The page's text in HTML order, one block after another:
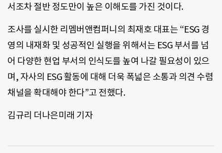
서조차 절반 정도만이 높은 이해도를 가진 것이다.
조사를 실시한 리멤버앤컴퍼니의 최재호 대표는 “ESG 경
영의 내재화 및 성공적인 실행을 위해서는 ESG 부서를 넘
어 다양한 현업 부서의 인식도를 높여 나갈 필요성이 있으
며, 자사의 ESG 활동에 대해 더욱 폭넓은 소통과 의견 수렴
채널을 확대해야 한다”고 전했다.
김규리 더나은미래 기자